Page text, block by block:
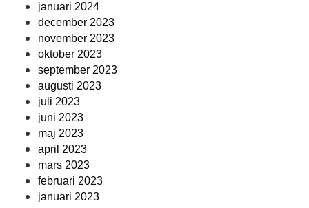
januari 2024
december 2023
november 2023
oktober 2023
september 2023
augusti 2023
juli 2023
juni 2023
maj 2023
april 2023
mars 2023
februari 2023
januari 2023